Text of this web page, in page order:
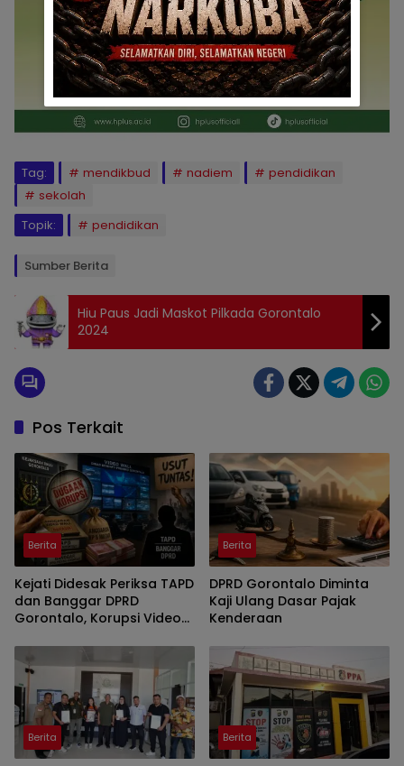
Tag: mendikbud nadiem
pendidikan
sekolah
Topik:
pendidikan
Sumber Berita
Hiu Paus Jadi Maskot Pilkada Gorontalo
2024
Pos Terkait
Berita
Kejati Didesak Periksa TAPD
dan Banggar DPRD
Gorontalo, Korupsi Video
Deprov
Berita
DPRD Gorontalo Diminta
Kaji Ulang Dasar Pajak
Kenderaan
Berita Berita